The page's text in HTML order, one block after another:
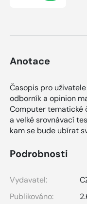
Anotace
Časopis pro
odborník a opinion
Computer tematické
a velké srovnávací
kam se bude ubírat
Podrobnosti
Vydavatel:
Publikováno: